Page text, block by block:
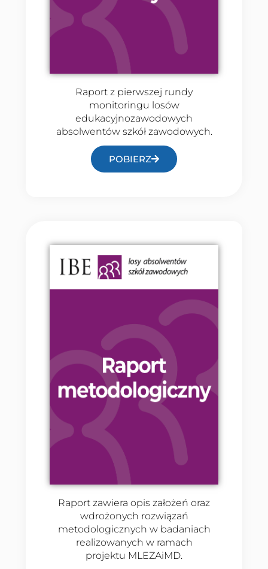
Raport z pierwszej rundy
monitoringu losów
edukacyjnozawodowych
absolwentów szkół zawodowych.
POBIERZ
Raport zawiera opis założeń oraz
wdrożonych rozwiązań
metodologicznych w badaniach
realizowanych w ramach
projektu MLEZAiMD.